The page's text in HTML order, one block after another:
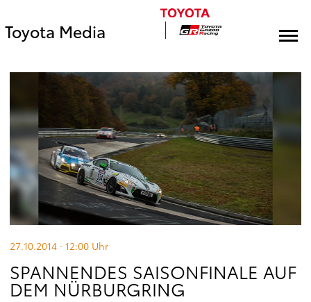
Toyota Media
27.10.2014 · 12:00 Uhr
SPANNENDES SAISONFINALE AUF
DEM NÜRBURGRING